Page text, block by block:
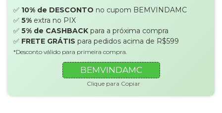
✅ 10% de DESCONTO no cupom BEMVINDAMC
✅ 5% extra no PIX
✅ 5% de CASHBACK para a próxima compra
✅ FRETE GRÁTIS para pedidos acima de R$599
*Desconto válido para primeira compra.
BEMVINDAMC
Clique para Copiar